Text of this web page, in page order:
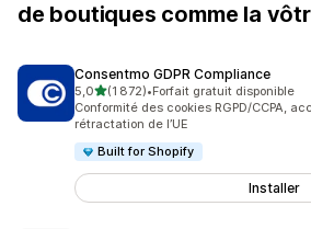
de boutiques comme la
Consentmo GDPR Compliance
5,0étoile(s) sur 5
(1 872)
1872 avis au total
•Forfait gratuit disponible
Conformité des cookies RGPD/CCPA,
rétractation de l’UE
Built for Shopify
Installer